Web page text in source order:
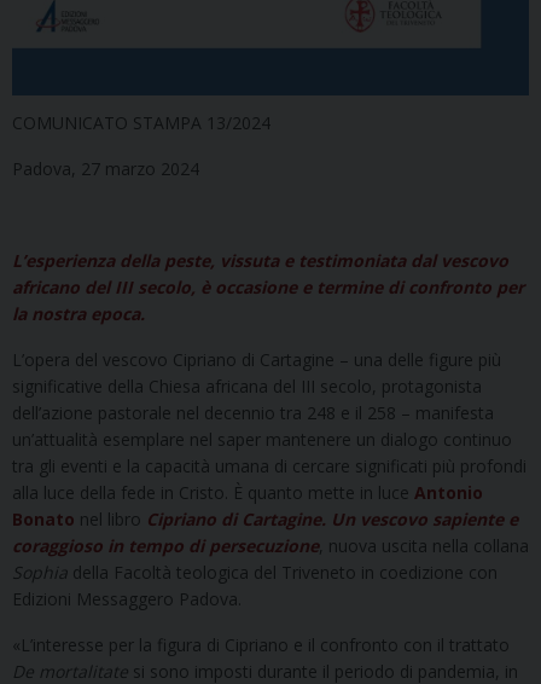
COMUNICATO STAMPA 13/2024
Padova, 27 marzo 2024
L’esperienza della peste, vissuta e testimoniata dal vescovo
africano del III secolo, è occasione e termine di confronto per
la nostra epoca.
L’opera del vescovo Cipriano di Cartagine – una delle figure più
significative della Chiesa africana del III secolo, protagonista
dell’azione pastorale nel decennio tra 248 e il 258 – manifesta
un’attualità esemplare nel saper mantenere un dialogo continuo
tra gli eventi e la capacità umana di cercare significati più profondi
alla luce della fede in Cristo. È quanto mette in luce Antonio
Bonato nel libro Cipriano di Cartagine. Un vescovo sapiente e
coraggioso in tempo di persecuzione, nuova uscita nella collana
Sophia della Facoltà teologica del Triveneto in coedizione con
Edizioni Messaggero Padova.
«L’interesse per la figura di Cipriano e il confronto con il trattato
De mortalitate si sono imposti durante il periodo di pandemia, in